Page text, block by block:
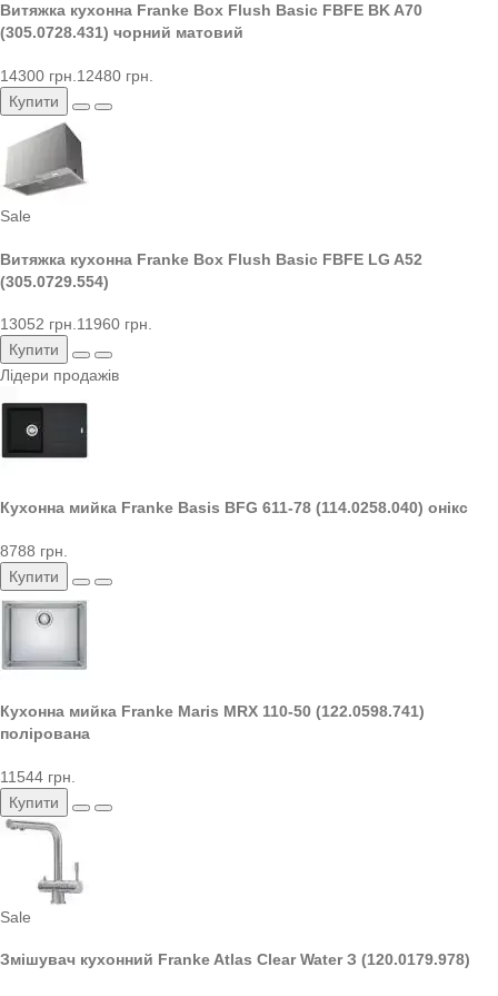
Витяжка кухонна Franke Box Flush Basic FBFE BK A70
(305.0728.431) чорний матовий
14300 грн. 12480 грн.
Купити
Sale
Витяжка кухонна Franke Box Flush Basic FBFE LG A52
(305.0729.554)
13052 грн.11960 грн.
Купити
Лідери продажів
Кухонна мийка Franke Basis BFG 611-78 (114.0258.040) онікс
8788 грн.
Купити
Кухонна мийка Franke Maris MRX 110-50 (122.0598.741)
полірована
11544 грн.
Купити
Sale
Змішувач кухонний Franke Atlas Clear Water З (120.0179.978)